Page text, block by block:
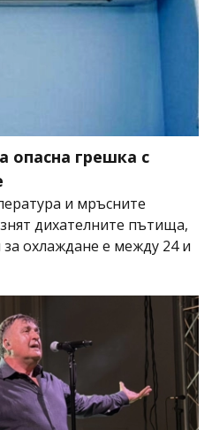
опасна грешка с
и мръсните
дихателните пътища,
охлаждане е между 24 и